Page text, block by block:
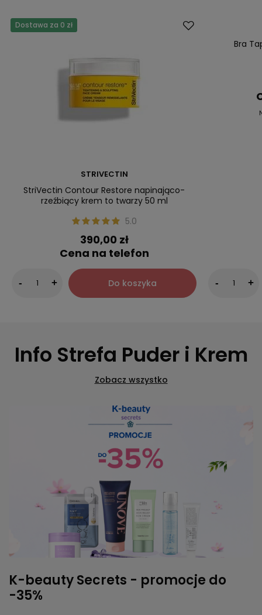
Dostawa za 0 zł
STRIVECTIN
StriVectin Contour Restore napinająco-
rzeźbiący krem to twarzy 50 ml
5.0
390,00 zł
Cena na telefon
- + Do koszyka
Bra
- +
Info Strefa Puder i Krem
Zobacz wszystko
K-beauty Secrets - promocje do
-35%